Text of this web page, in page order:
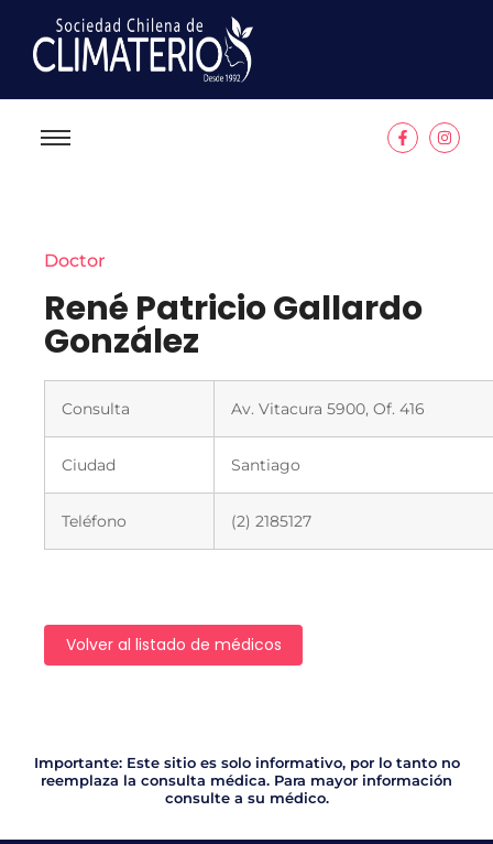
Doctor
René Patricio Gallardo
González
Consulta Av. Vitacura 5900, Of. 416
Ciudad Santiago
Teléfono (2) 2185127
Volver al listado de médicos
Importante: Este sitio es solo informativo, por lo tanto no
reemplaza la consulta médica. Para mayor información
consulte a su médico.